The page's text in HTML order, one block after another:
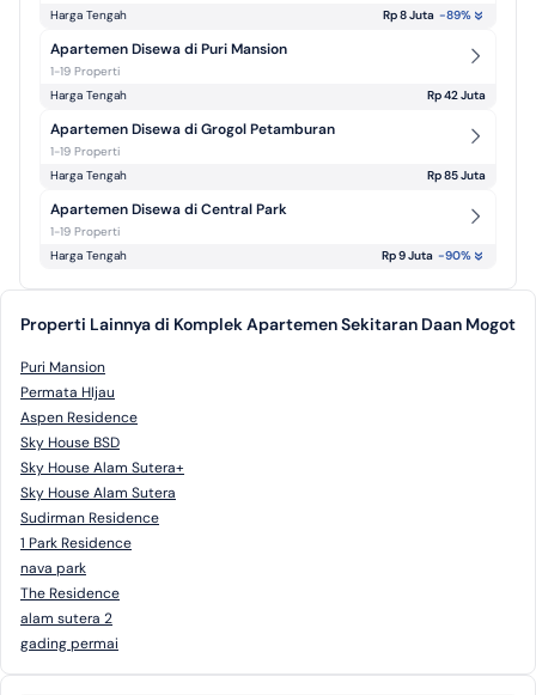
Harga Tengah
Rp 8 Juta -89%
Apartemen Disewa di Puri Mansion
1-19 Properti
Harga Tengah
Rp 42 Juta
Apartemen Disewa di Grogol Petamburan
1-19 Properti
Harga Tengah
Rp 85 Juta
Apartemen Disewa di Central Park
1-19 Properti
Harga Tengah
Rp 9 Juta -90%
Properti Lainnya di Komplek Apartemen Sekitaran Daan Mogot
Puri Mansion
Permata HIjau
Aspen Residence
Sky House BSD
Sky House Alam Sutera+
Sky House Alam Sutera
Sudirman Residence
1 Park Residence
nava park
The Residence
alam sutera 2
gading permai